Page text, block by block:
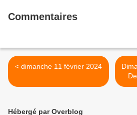
Commentaires
< dimanche 11 février 2024
Hébergé par Overblog